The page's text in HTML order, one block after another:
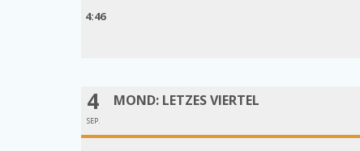
4:46
4
SEP.
MOND: LETZES VIERTEL